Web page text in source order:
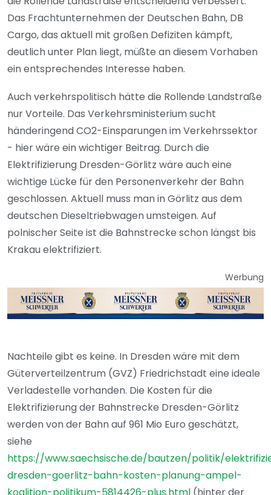
Das Frachtunternehmen der Deutschen Bahn, DB
Cargo, das aktuell mit großen Defiziten kämpft,
deutlich unter Plan liegt, müßte an diesem Vorhaben
ein entsprechendes Interesse haben.
Auch verkehrspolitisch hätte die Rollende Landstraße
nur Vorteile. Das Verkehrsministerium sucht
händeringend CO2-Einsparungen im Verkehrssektor
- hier wäre ein wichtiger Beitrag. Durch die
Elektrifizierung Dresden-Görlitz wäre auch eine
wichtige Lücke für den Personenverkehr der Bahn
geschlossen. Aktuell muss man in Görlitz aus dem
deutschen Dieseltriebwagen umsteigen. Auf
polnischer Seite ist die Bahnstrecke schon längst bis
Krakau elektrifiziert.
Werbung
Nachteile gibt es keine. In Dresden wäre mit dem
Güterverteilzentrum (GVZ) Friedrichstadt eine ideale
Verladestelle vorhanden. Die Kosten für die
Elektrifizierung der Bahnstrecke Dresden-Görlitz
werden von der Bahn auf 961 Mio Euro geschätzt,
siehe
https://www.saechsische.de/bautzen/politik/
dresden-goerlitz-bahn-kosten-planung-ampel-